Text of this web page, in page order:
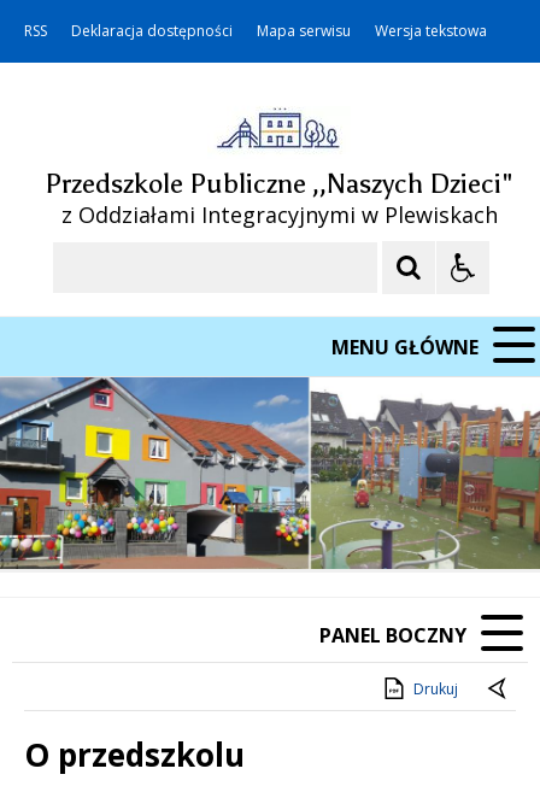
RSS Deklaracja dostępności Mapa serwisu Wersja tekstowa
Przedszkole Publiczne ,,Naszych Dzieci"
z Oddziałami Integracyjnymi w Plewiskach
MENU GŁÓWNE
PANEL BOCZNY
Drukuj
O przedszkolu